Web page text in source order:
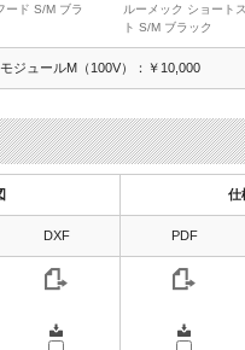
ード S/M ブラ
ルーメック ショート
ト S/M ブラック
ジュールM（100V）：￥10,000
仕
DXF PDF